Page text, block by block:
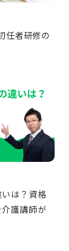
任者研修の
は？資格
護講師が